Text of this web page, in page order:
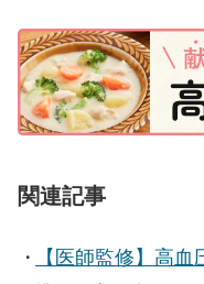
関連記事
【医師監修】高